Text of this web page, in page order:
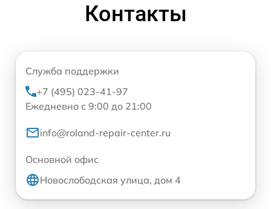
Контакты
Служба поддержки
+7 (495) 023-41-97
Ежедневно с 9:00 до 21:00
info@roland-repair-center.ru
Основной офис
Новослободская улица, дом 4